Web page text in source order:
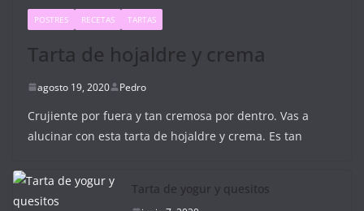
POSTRES RECETAS TARTAS
Tarta de hojaldre y crema
agosto 19, 2020 Pedro
Crujiente por fuera y tan cremosa por dentro. Vas a
alucinar con esta tarta de hojaldre y crema. Es tan
Tarta de yogur y quesitos